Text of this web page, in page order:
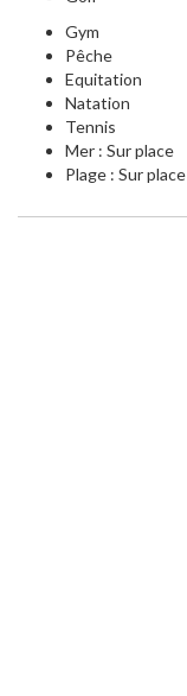
Gym
Pêche
Equitation
Natation
Tennis
Mer : Sur place
Plage : Sur place